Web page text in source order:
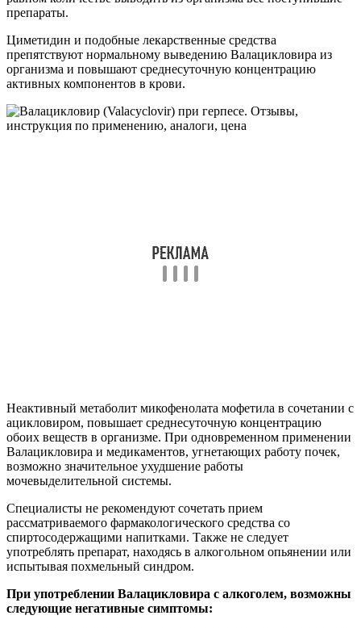
препараты.
Циметидин и подобные лекарственные средства
препятствуют нормальному выведению Валацикловира из
организма и повышают среднесуточную концентрацию
активных компонентов в крови.
Неактивный метаболит микофенолата мофетила в сочетании с
ацикловиром, повышает среднесуточную концентрацию
обоих веществ в организме. При одновременном применении
Валацикловира и медикаментов, угнетающих работу почек,
возможно значительное ухудшение работы
мочевыделительной системы.
Специалисты не рекомендуют сочетать прием
рассматриваемого фармакологического средства со
спиртосодержащими напитками. Также не следует
употреблять препарат, находясь в алкогольном опьянении или
испытывая похмельный синдром.
При употреблении Валацикловира с алкоголем, возможны
следующие негативные симптомы: